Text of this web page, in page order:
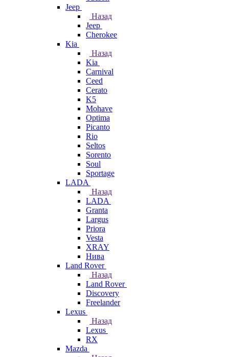
Jeep
Назад
Jeep
Cherokee
Kia
Назад
Kia
Carnival
Ceed
Cerato
K5
Mohave
Optima
Picanto
Rio
Seltos
Sorento
Soul
Sportage
LADA
Назад
LADA
Granta
Largus
Priora
Vesta
XRAY
Нива
Land Rover
Назад
Land Rover
Discovery
Freelander
Lexus
Назад
Lexus
RX
Mazda